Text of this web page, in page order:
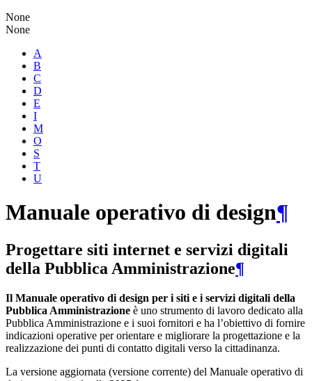
None
None
A
B
C
D
E
I
M
O
S
T
U
Manuale operativo di design¶
Progettare siti internet e servizi digitali
della Pubblica Amministrazione¶
Il Manuale operativo di design per i siti e i servizi digitali della
Pubblica Amministrazione è uno strumento di lavoro dedicato alla
Pubblica Amministrazione e i suoi fornitori e ha l’obiettivo di fornire
indicazioni operative per orientare e migliorare la progettazione e la
realizzazione dei punti di contatto digitali verso la cittadinanza.
La versione aggiornata (versione corrente) del Manuale operativo di